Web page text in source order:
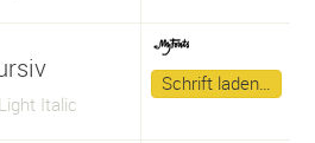
Italic
Schrift laden…